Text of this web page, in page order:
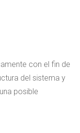
con el fin de
del sistema y
posible